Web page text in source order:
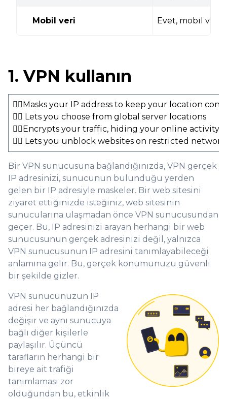
Mobil veri Evet, mobil
1. VPN kullanın
👍🏻Masks your IP address to keep your location
👍🏻 Lets you choose from global server locations
👍🏻Encrypts your traffic, hiding your online activity
👍🏻 Lets you unblock websites on restricted
Bir VPN sunucusuna bağlandığınızda, VPN gerçek
IP adresinizi, sunucunun bulunduğu yerden
gelen bir IP adresiyle maskeler. Bir web sitesini
ziyaret ettiğinizde isteğiniz, web sitesinin
sunucularına ulaşmadan önce VPN sunucusundan
geçer. Bu, IP adresinizi arayan herhangi bir web
sunucusunun gerçek adresinizi değil, yalnızca
VPN sunucusunun IP adresini tanımlayabileceği
anlamına gelir. Bu, gerçek konumunuzu güvenli
bir şekilde gizler.
VPN sunucunuzun IP
adresi her bağlandığınızda
değişir ve aynı sunucuya
bağlı diğer kişilerle
paylaşılır. Üçüncü
tarafların herhangi bir
bireye ait trafiği
tanımlaması zor
olduğundan bu, etkinlik